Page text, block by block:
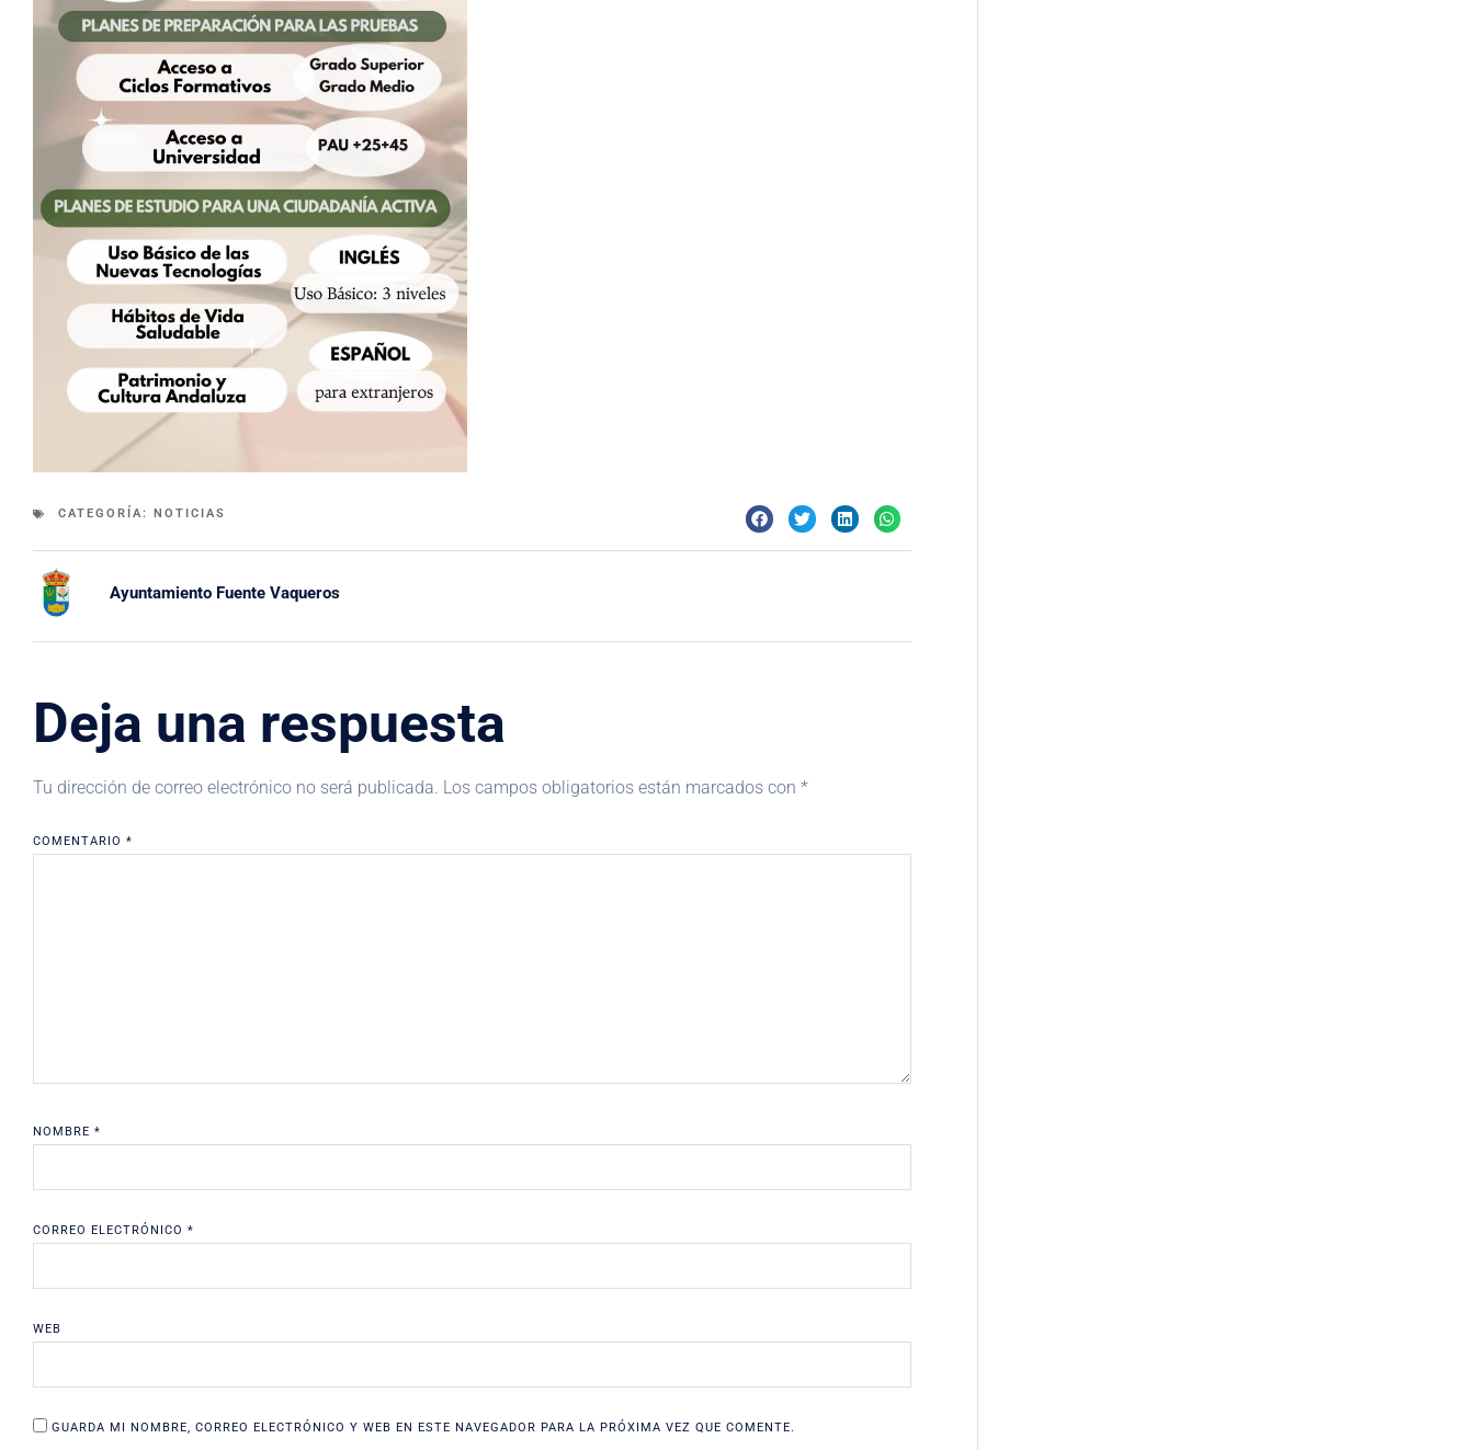
CATEGORÍA: NOTICIAS
Ayuntamiento Fuente Vaqueros
Deja una respuesta
Tu dirección de correo electrónico no será publicada. Los campos obligatorios están marcados con *
COMENTARIO *
NOMBRE *
CORREO ELECTRÓNICO *
WEB
GUARDA MI NOMBRE, CORREO ELECTRÓNICO Y WEB EN ESTE NAVEGADOR PARA LA PRÓXIMA VEZ QUE COMENTE.